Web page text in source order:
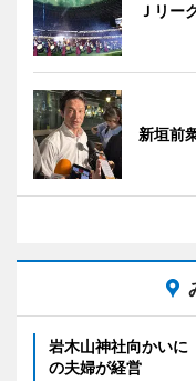
Ｊリー
新垣前
岩木山神社向かい
の夫婦が経営